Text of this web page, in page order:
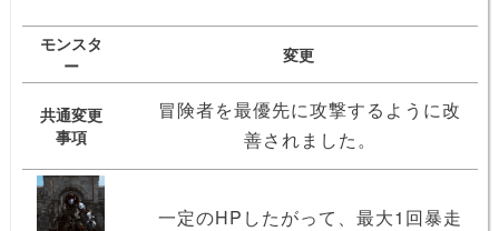
モンスタ
ー
変更
共通変更
事項
冒険者を最優先に攻撃するように改
善されました。
一定のHPしたがって、最大1回暴走